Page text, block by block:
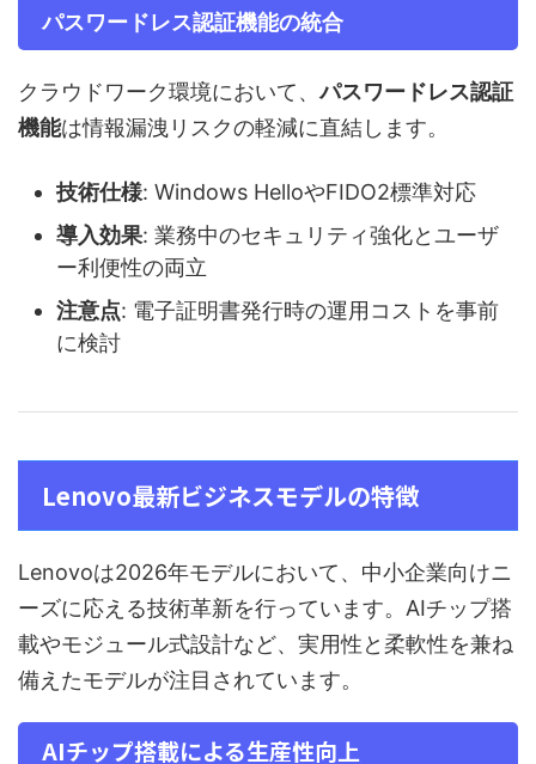
パスワードレス認証機能の統合
クラウドワーク環境において、パスワードレス認証
機能は情報漏洩リスクの軽減に直結します。
技術仕様: Windows HelloやFIDO2標準対応
導入効果: 業務中のセキュリティ強化とユーザ
ー利便性の両立
注意点: 電子証明書発行時の運用コストを事前
に検討
Lenovo最新ビジネスモデルの特徴
Lenovoは2026年モデルにおいて、中小企業向けニ
ーズに応える技術革新を行っています。AIチップ搭
載やモジュール式設計など、実用性と柔軟性を兼ね
備えたモデルが注目されています。
AIチップ搭載による生産性向上